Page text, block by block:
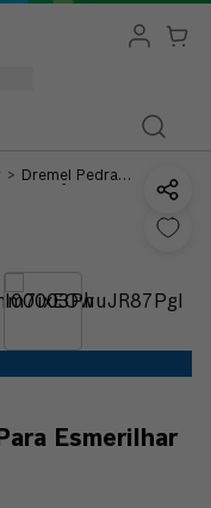
Dremel Pedra
Esmerilhar